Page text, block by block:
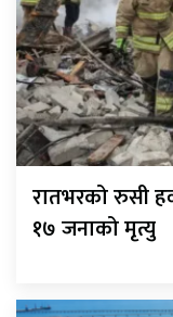
रातभरको रुसी
१७ जनाको मृत्यु